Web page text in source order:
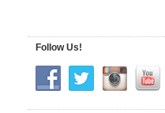
Follow Us!